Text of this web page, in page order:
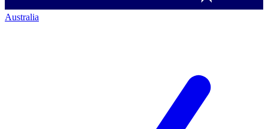
Australia